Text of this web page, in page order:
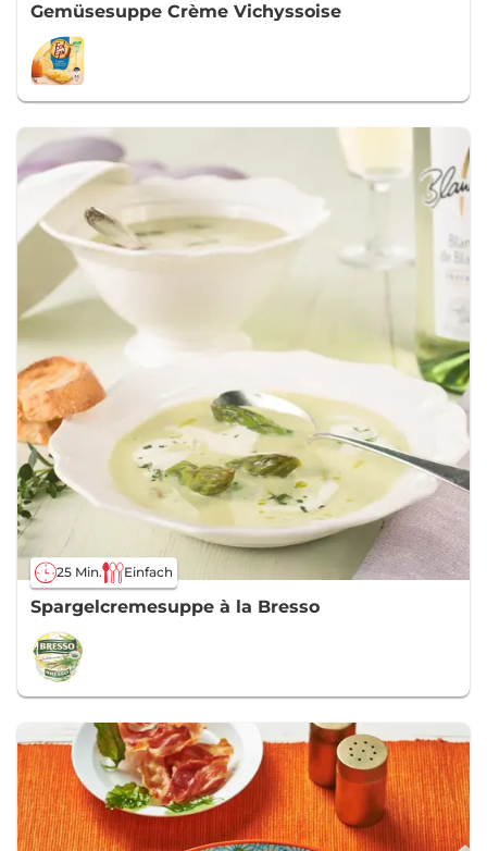
Gemüsesuppe Crème Vichyssoise
25 Min. Einfach
Spargelcremesuppe à la Bresso